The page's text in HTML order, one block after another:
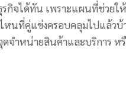
จได้ทัน เพราะแผนที่ช่วยใ
นที่คู่แข่งครอบคลุมไปแล้ว
จำหน่ายสินค้าและบริการ ห